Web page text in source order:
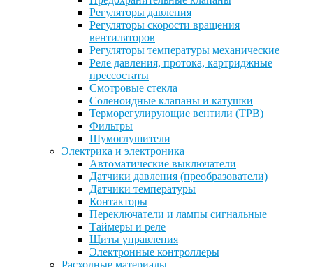
Регуляторы давления
Регуляторы скорости вращения
вентиляторов
Регуляторы температуры механические
Реле давления, протока, картриджные
прессостаты
Смотровые стекла
Соленоидные клапаны и катушки
Терморегулирующие вентили (ТРВ)
Фильтры
Шумоглушители
Электрика и электроника
Автоматические выключатели
Датчики давления (преобразователи)
Датчики температуры
Контакторы
Переключатели и лампы сигнальные
Таймеры и реле
Щиты управления
Электронные контроллеры
Расходные материалы